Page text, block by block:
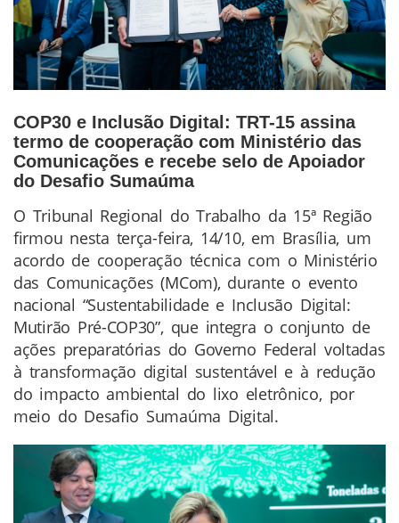
COP30 e Inclusão Digital: TRT-15 assina
termo de cooperação com Ministério das
Comunicações e recebe selo de Apoiador
do Desafio Sumaúma
Conteúdo
da
Notícia
O Tribunal Regional do Trabalho da 15ª Região
firmou nesta terça-feira, 14/10, em Brasília, um
acordo de cooperação técnica com o Ministério
das Comunicações (MCom), durante o evento
nacional “Sustentabilidade e Inclusão Digital:
Mutirão Pré-COP30”, que integra o conjunto de
ações preparatórias do Governo Federal voltadas
à transformação digital sustentável e à redução
do impacto ambiental do lixo eletrônico, por
meio do Desafio Sumaúma Digital.